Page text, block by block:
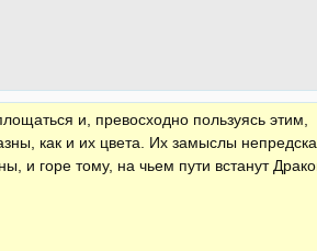
и, превосходно пользуясь этим,
как и их цвета. Их замыслы
и горе тому, на чьем пути встанут